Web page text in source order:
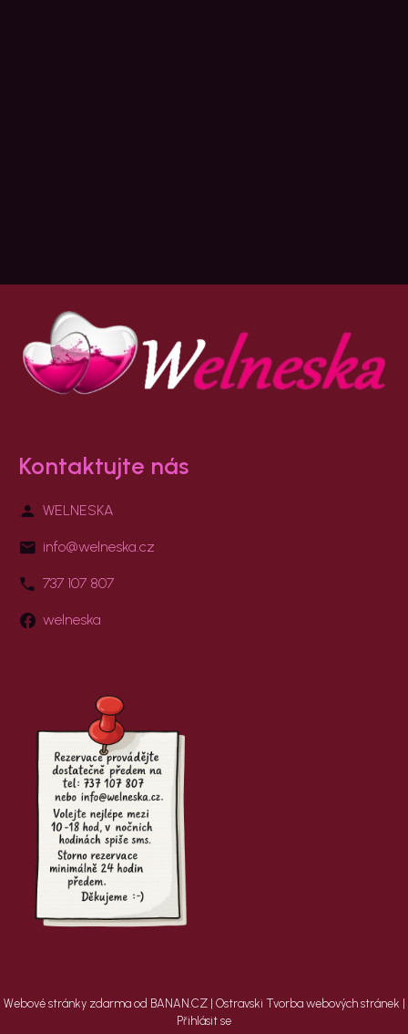
Kontaktujte nás
WELNESKA
info@welneska.cz
737 107 807
welneska
Webové stránky zdarmaod BANAN.CZ| Ostravski Tvorba webových stránek
Přihlásit se